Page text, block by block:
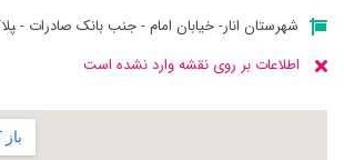
شهرستان انار- خیابان امام - جنب بانک صادرات -
اطلاعات بر روی نقشه وارد نشده است